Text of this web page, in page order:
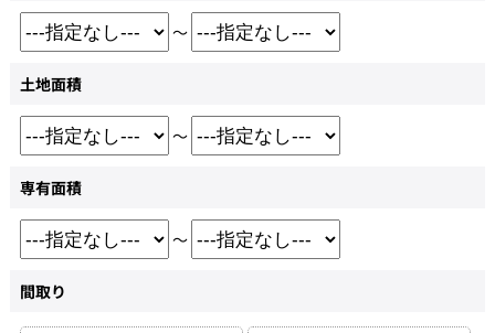
～
土地面積
～
専有面積
～
間取り